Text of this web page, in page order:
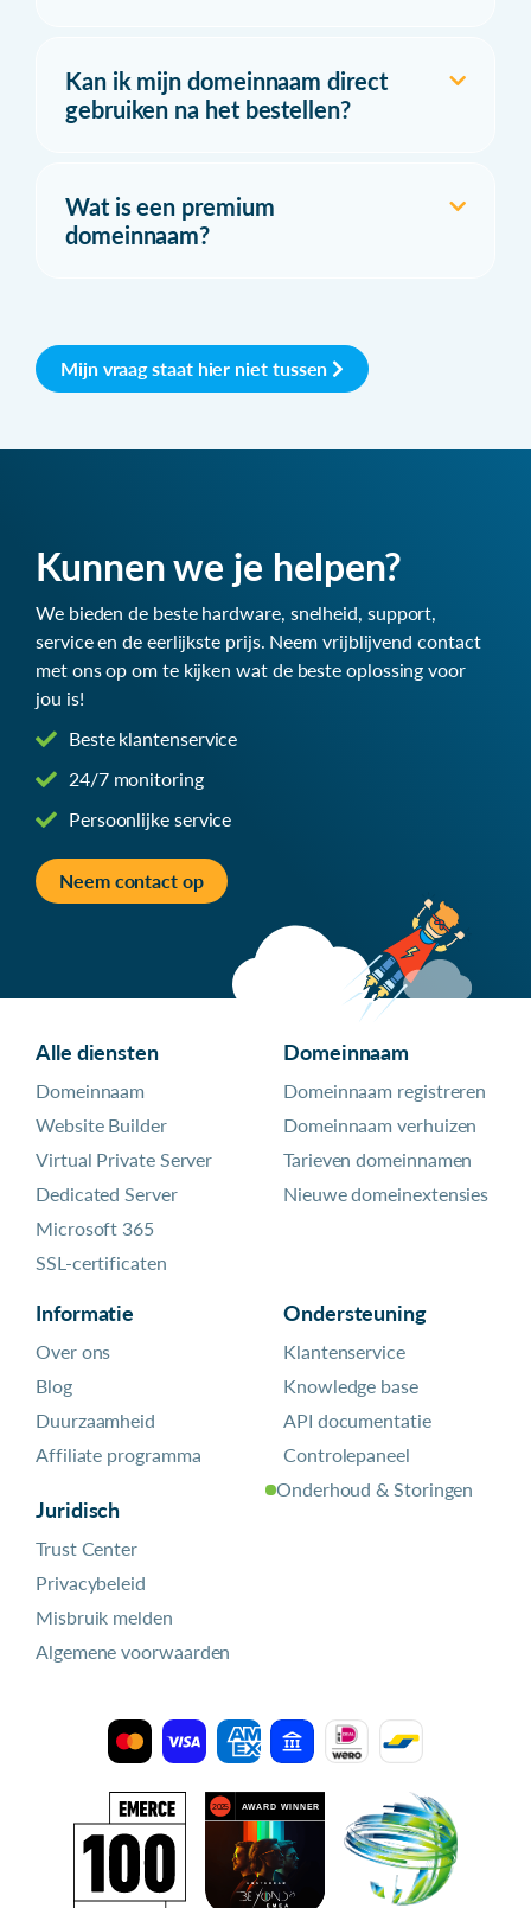
Kan ik mijn domeinnaam direct
gebruiken na het bestellen?
Wat is een premium
domeinnaam?
Mijn vraag staat hier niet tussen
Kunnen we je helpen?
We bieden de beste hardware, snelheid, support,
service en de eerlijkste prijs. Neem vrijblijvend contact
met ons op om te kijken wat de beste oplossing voor
jou is!
Beste klantenservice
24/7 monitoring
Persoonlijke service
Neem contact op
Alle diensten
Domeinnaam
Website Builder
Virtual Private Server
Dedicated Server
Microsoft 365
SSL-certificaten
Domeinnaam
Domeinnaam registreren
Domeinnaam verhuizen
Tarieven domeinnamen
Nieuwe domeinextensies
Informatie
Over ons
Blog
Duurzaamheid
Affiliate programma
Juridisch
Trust Center
Privacybeleid
Misbruik melden
Algemene voorwaarden
Ondersteuning
Klantenservice
Knowledge base
API documentatie
Controlepaneel
Onderhoud & Storingen